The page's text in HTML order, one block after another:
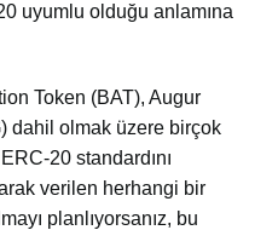
uyumlu olduğu anlamına
Token (BAT), Augur
dahil olmak üzere birçok
20 standardını
verilen herhangi bir
planlıyorsanız, bu